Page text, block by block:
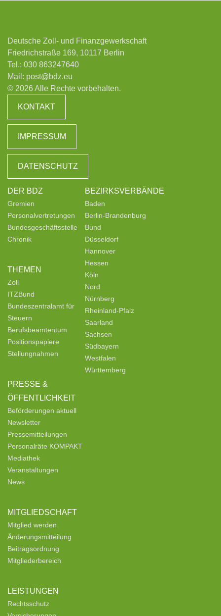
Deutsche Zoll- und Finanzgewerkschaft
Friedrichstraße 169, 10117 Berlin
Tel.: 030 863247640
Mail: post@bdz.eu
© 2026 Alle Rechte vorbehalten.
KONTAKT
IMPRESSUM
DATENSCHUTZ
DER BDZ
Gremien
Personalvertretungen
Bundesgeschäftsstelle
Chronik
THEMEN
Zoll
ITZBund
Bundeszentralamt für
Steuern
Berufsbeamtentum
Positionspapiere
Stellungnahmen
PRESSE &
ÖFFENTLICHKEIT
Beförderungen aktuell
Newsletter
Pressemitteilungen
Personalräte KOMPAKT
Mediathek
Veranstaltungen
News
MITGLIEDSCHAFT
Mitglied werden
Änderungsmitteilung
Beitragsordnung
Mitgliederbereich
LEISTUNGEN
Rechtsschutz
BEZIRKSVERBÄNDE
Baden
Berlin-Brandenburg
Bund
Düsseldorf
Hannover
Hessen
Köln
Nord
Nürnberg
Rheinland-Pfalz
Saarland
Sachsen
Südbayern
Westfalen
Württemberg